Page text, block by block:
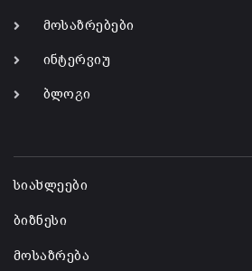
მოსაზრებები
ინტერვიუ
ბლოგი
სიახლეები
ბიზნესი
მოსაზრება